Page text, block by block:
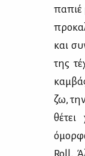
πα­πιέ
και
της
ζω,
θέ­τει